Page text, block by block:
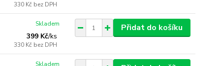
330 Kč bez DPH
399 Kč/ks
330 Kč bez DPH
Skladem Přidat do košíku
Skladem